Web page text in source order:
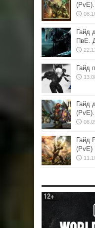
Гайд
ПвЕ.
Гайд
Гайд
Гайд
(PvE)